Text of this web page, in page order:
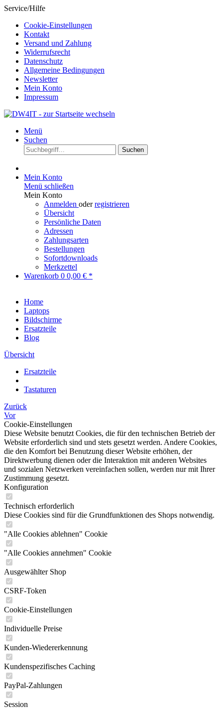
Service/Hilfe
Cookie-Einstellungen
Kontakt
Versand und Zahlung
Widerrufsrecht
Datenschutz
Allgemeine Bedingungen
Newsletter
Mein Konto
Impressum
Menü
Suchen
Suchen
Mein Konto
Menü schließen
Mein Konto
Anmelden oderregistrieren
Übersicht
Persönliche Daten
Adressen
Zahlungsarten
Bestellungen
Sofortdownloads
Merkzettel
Warenkorb 0 0,00 € *
Home
Laptops
Bildschirme
Ersatzteile
Blog
Übersicht
Ersatzteile
Tastaturen
Zurück
Vor
Cookie-Einstellungen
Diese Website benutzt Cookies, die für den technischen Betrieb der
Website erforderlich sind und stets gesetzt werden. Andere Cookies,
die den Komfort bei Benutzung dieser Website erhöhen, der
Direktwerbung dienen oder die Interaktion mit anderen Websites
und sozialen Netzwerken vereinfachen sollen, werden nur mit Ihrer
Zustimmung gesetzt.
Konfiguration
Technisch erforderlich
Diese Cookies sind für die Grundfunktionen des Shops notwendig.
"Alle Cookies ablehnen" Cookie
"Alle Cookies annehmen" Cookie
Ausgewählter Shop
CSRF-Token
Cookie-Einstellungen
Individuelle Preise
Kunden-Wiedererkennung
Kundenspezifisches Caching
PayPal-Zahlungen
Session